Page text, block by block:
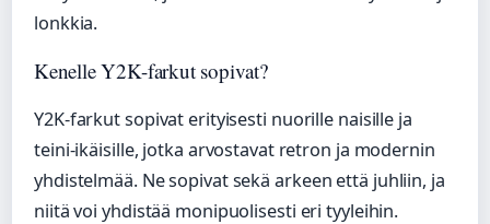
lonkkia.
Kenelle Y2K-farkut sopivat?
Y2K-farkut sopivat erityisesti nuorille naisille ja
teini-ikäisille, jotka arvostavat retron ja modernin
yhdistelmää. Ne sopivat sekä arkeen että juhliin, ja
niitä voi yhdistää monipuolisesti eri tyyleihin.